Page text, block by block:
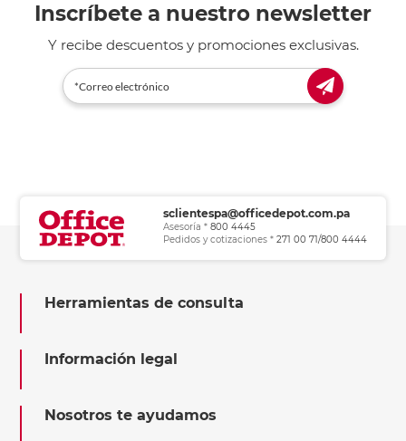
Inscríbete a nuestro newsletter
Y recibe descuentos y promociones exclusivas.
sclientespa@officedepot.com.pa
Asesoría * 800 4445
Pedidos y cotizaciones * 271 00 71/800 4444
Herramientas de consulta
Información legal
Nosotros te ayudamos